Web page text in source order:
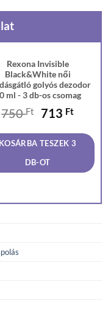
Rexona Invisible
Black&White női
golyós dezodor
ml - 3 db-os csomag
750Ft
Original
was:
750 Ft.
713 Ft
is:
713
KOSÁRBA TESZEK 3
DB-OT